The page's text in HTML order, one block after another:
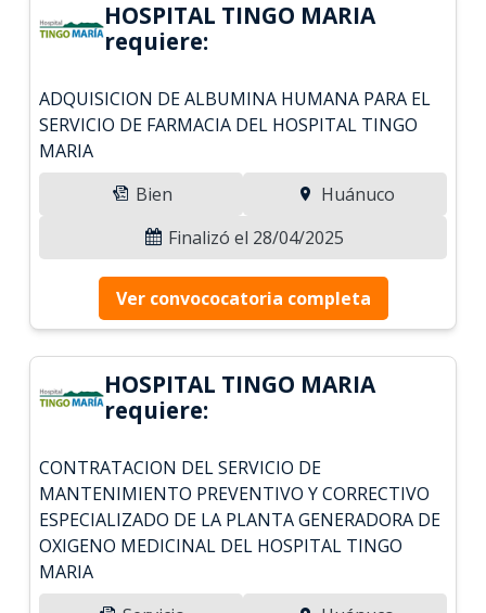
HOSPITAL TINGO MARIA
requiere:
ADQUISICION DE ALBUMINA HUMANA PARA EL
SERVICIO DE FARMACIA DEL HOSPITAL TINGO
MARIA
Bien
Huánuco
Finalizó el 28/04/2025
Ver convococatoria completa
HOSPITAL TINGO MARIA
requiere:
CONTRATACION DEL SERVICIO DE
MANTENIMIENTO PREVENTIVO Y CORRECTIVO
ESPECIALIZADO DE LA PLANTA GENERADORA DE
OXIGENO MEDICINAL DEL HOSPITAL TINGO
MARIA